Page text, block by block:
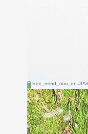
Een_eend_nou_en.JPG